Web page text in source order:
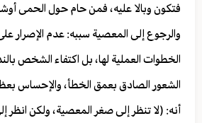
فتكون وبالا عليه، فمن حام حول الحمى
والرجوع إلى المعصية سببه: عدم الإصرار على
الخطوات العملية لها، بل اكتفاء الشخص
الشعور الصادق بعمق الخطأ، والإحساس
أنه: (لا تنظر إلى صغر المعصية، ولكن